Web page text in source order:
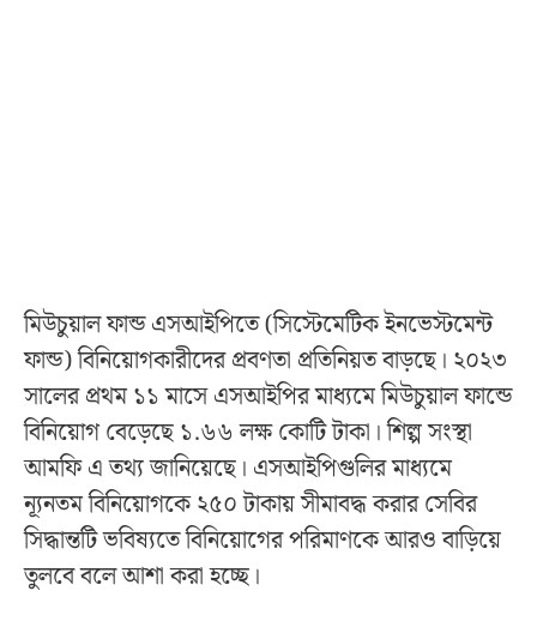
মিউচুয়াল ফান্ড এসআইপিতে (সিস্টেমেটিক ইনভেস্টমেন্ট
ফান্ড) বিনিয়োগকারীদের প্রবণতা প্রতিনিয়ত বাড়ছে। ২০২৩
সালের প্রথম ১১ মাসে এসআইপির মাধ্যমে মিউচুয়াল ফান্ডে
বিনিয়োগ বেড়েছে ১.৬৬ লক্ষ কোটি টাকা। শিল্প সংস্থা
আমফি এ তথ্য জানিয়েছে। এসআইপিগুলির মাধ্যমে
ন্যূনতম বিনিয়োগকে ২৫০ টাকায় সীমাবদ্ধ করার সেবির
সিদ্ধান্তটি ভবিষ্যতে বিনিয়োগের পরিমাণকে আরও বাড়িয়ে
তুলবে বলে আশা করা হচ্ছে।